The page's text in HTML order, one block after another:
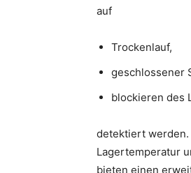
auf
Trockenlauf,
geschlossener
blockieren des
detektiert werden.
Lagertemperatur
bieten einen